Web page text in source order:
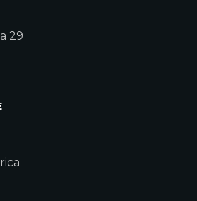
29